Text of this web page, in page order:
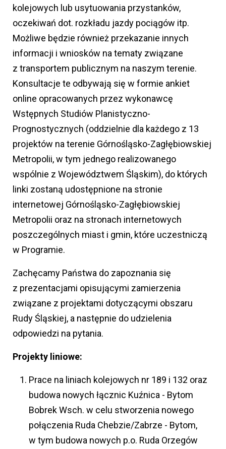
kolejowych lub usytuowania przystanków,
oczekiwań dot. rozkładu jazdy pociągów itp.
Możliwe będzie również przekazanie innych
informacji i wniosków na tematy związane
z transportem publicznym na naszym terenie.
Konsultacje te odbywają się w formie ankiet
online opracowanych przez wykonawcę
Wstępnych Studiów Planistyczno-
Prognostycznych (oddzielnie dla każdego z 13
projektów na terenie Górnośląsko-Zagłębiowskiej
Metropolii, w tym jednego realizowanego
wspólnie z Województwem Śląskim), do których
linki zostaną udostępnione na stronie
internetowej Górnośląsko-Zagłębiowskiej
Metropolii oraz na stronach internetowych
poszczególnych miast i gmin, które uczestniczą
w Programie.
Zachęcamy Państwa do zapoznania się
z prezentacjami opisującymi zamierzenia
związane z projektami dotyczącymi obszaru
Rudy Śląskiej, a następnie do udzielenia
odpowiedzi na pytania.
Projekty liniowe:
Prace na liniach kolejowych nr 189 i 132 oraz
budowa nowych łącznic Kuźnica - Bytom
Bobrek Wsch. w celu stworzenia nowego
połączenia Ruda Chebzie/Zabrze - Bytom,
w tym budowa nowych p.o. Ruda Orzegów